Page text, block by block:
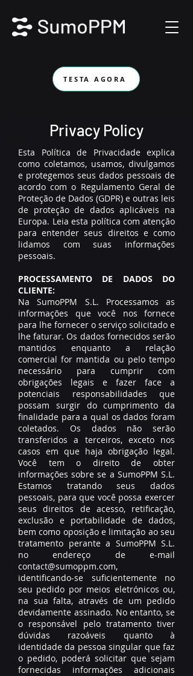
TESTA AGORA
Privacy Policy
Esta Política de Privacidade explica
como coletamos, usamos, divulgamos
e protegemos seus dados pessoais de
acordo com o Regulamento Geral de
Proteção de Dados (GDPR) e outras leis
de proteção de dados aplicáveis ​​na
Europa. Leia esta política com atenção
para entender seus direitos e como
lidamos com suas informações
pessoais.
PROCESSAMENTO DE DADOS DO
CLIENTE:
Na SumoPPM S.L. Processamos as
informações que você nos fornece
para lhe fornecer o serviço solicitado e
lhe faturar. Os dados fornecidos serão
mantidos enquanto a relação
comercial for mantida ou pelo tempo
necessário para cumprir com
obrigações legais e fazer face a
potenciais responsabilidades que
possam surgir do cumprimento da
finalidade para a qual os dados foram
coletados. Os dados não serão
transferidos a terceiros, exceto nos
casos em que haja obrigação legal.
Você tem o direito de obter
informações sobre se a SumoPPM S.L.
Estamos tratando seus dados
pessoais, para que você possa exercer
seus direitos de acesso, retificação,
exclusão e portabilidade de dados,
bem como oposição e limitação ao seu
tratamento perante a SumoPPM S.L.
no endereço de e-mail
contact@sumoppm.com,
identificando-se suficientemente no
seu pedido por meios eletrónicos ou,
na sua falta, através de um pedido
devidamente assinado. No entanto, se
o responsável pelo tratamento tiver
dúvidas razoáveis ​​quanto à
identidade da pessoa singular que faz
o pedido, poderá solicitar que sejam
fornecidas informações adicionais